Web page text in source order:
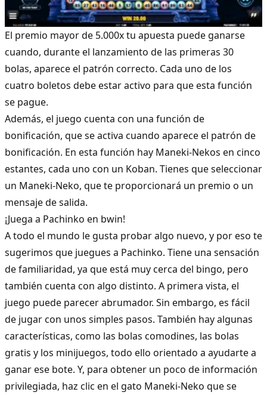
El premio mayor de 5.000x tu apuesta puede ganarse
cuando, durante el lanzamiento de las primeras 30
bolas, aparece el patrón correcto. Cada uno de los
cuatro boletos debe estar activo para que esta función
se pague.
Además, el juego cuenta con una función de
bonificación, que se activa cuando aparece el patrón de
bonificación. En esta función hay Maneki-Nekos en cinco
estantes, cada uno con un Koban. Tienes que seleccionar
un Maneki-Neko, que te proporcionará un premio o un
mensaje de salida.
¡Juega a Pachinko en bwin!
A todo el mundo le gusta probar algo nuevo, y por eso te
sugerimos que juegues a Pachinko. Tiene una sensación
de familiaridad, ya que está muy cerca del bingo, pero
también cuenta con algo distinto. A primera vista, el
juego puede parecer abrumador. Sin embargo, es fácil
de jugar con unos simples pasos. También hay algunas
características, como las bolas comodines, las bolas
gratis y los minijuegos, todo ello orientado a ayudarte a
ganar ese bote. Y, para obtener un poco de información
privilegiada, haz clic en el gato Maneki-Neko que se